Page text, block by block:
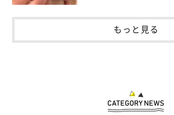
登場人物
もっと見る